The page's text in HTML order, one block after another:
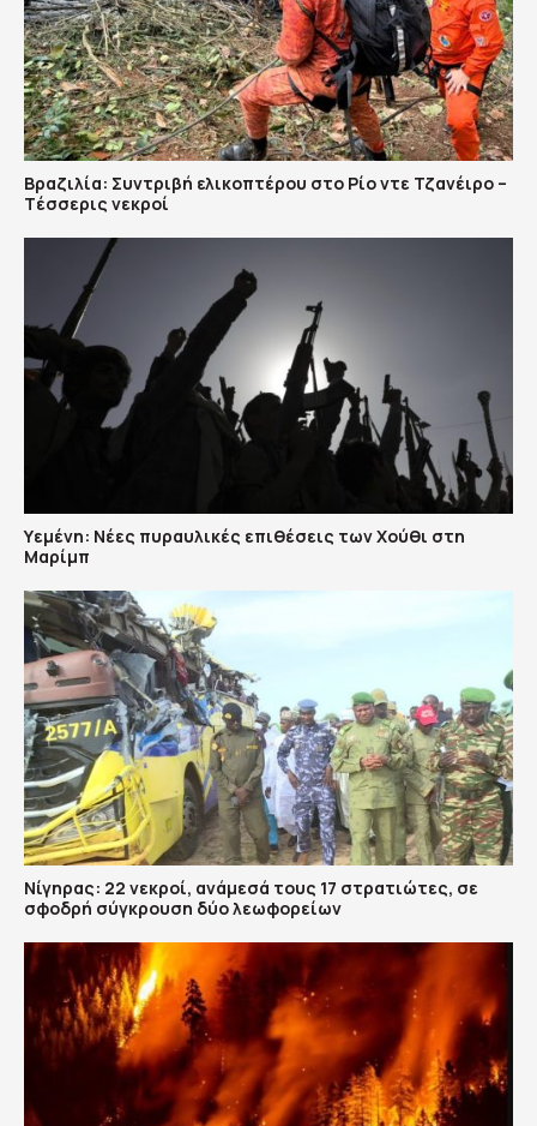
Βραζιλία: Συντριβή ελικοπτέρου στο Ρίο ντε Τζανέιρο –
Tέσσερις νεκροί
Υεμένη: Nέες πυραυλικές επιθέσεις των Χούθι στη
Μαρίμπ
Νίγηρας: 22 νεκροί, ανάμεσά τους 17 στρατιώτες, σε
σφοδρή σύγκρουση δύο λεωφορείων